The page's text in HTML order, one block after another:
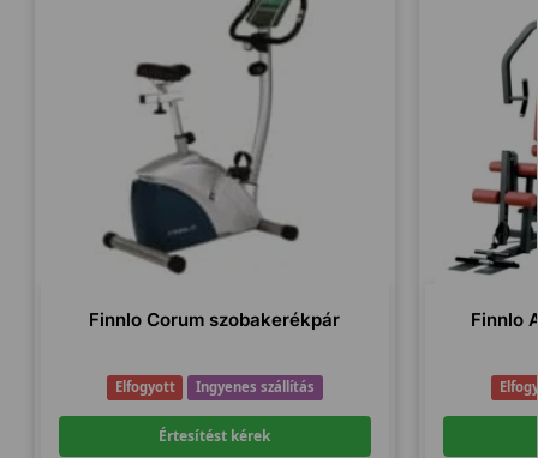
Finnlo Corum szobakerékpár
Elfogyott Ingyenes szállítás
Értesítést kérek
Finnlo